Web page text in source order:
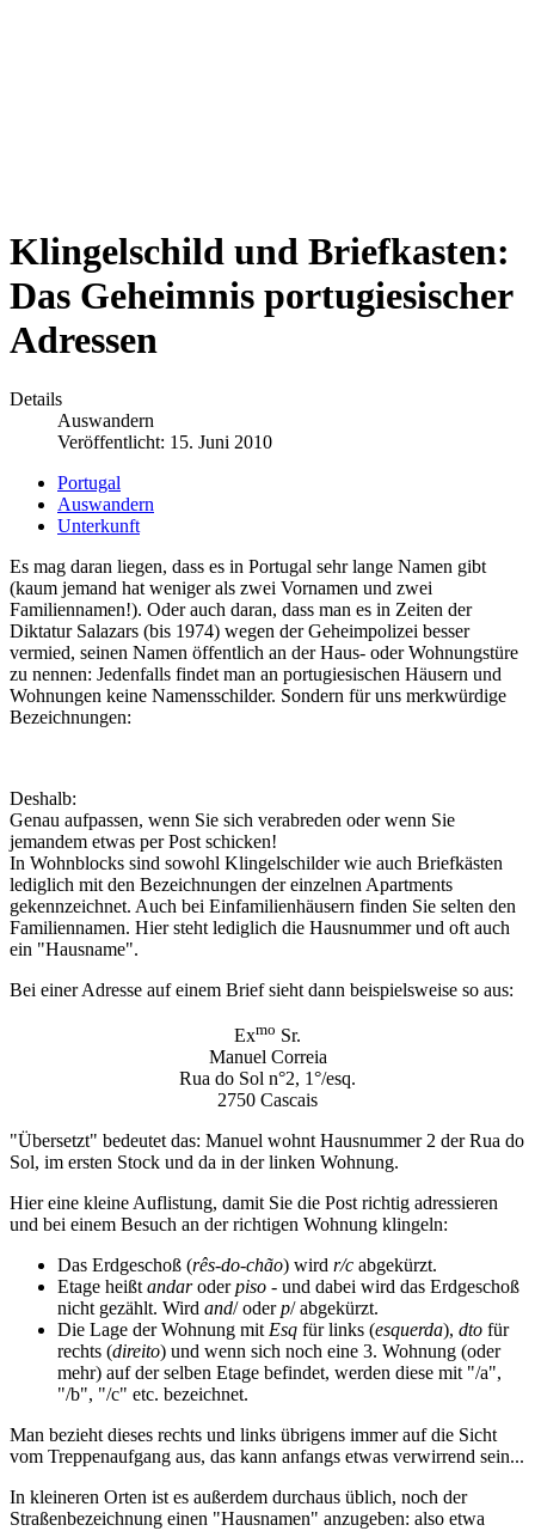
Klingelschild und Briefkasten:
Das Geheimnis portugiesischer
Adressen
Details
Auswandern
Veröffentlicht: 15. Juni 2010
Portugal
Auswandern
Unterkunft
Es mag daran liegen, dass es in Portugal sehr lange Namen gibt
(kaum jemand hat weniger als zwei Vornamen und zwei
Familiennamen!). Oder auch daran, dass man es in Zeiten der
Diktatur Salazars (bis 1974) wegen der Geheimpolizei besser
vermied, seinen Namen öffentlich an der Haus- oder Wohnungstüre
zu nennen: Jedenfalls findet man an portugiesischen Häusern und
Wohnungen keine Namensschilder. Sondern für uns merkwürdige
Bezeichnungen:
Deshalb:
Genau aufpassen, wenn Sie sich verabreden oder wenn Sie
jemandem etwas per Post schicken!
In Wohnblocks sind sowohl Klingelschilder wie auch Briefkästen
lediglich mit den Bezeichnungen der einzelnen Apartments
gekennzeichnet. Auch bei Einfamilienhäusern finden Sie selten den
Familiennamen. Hier steht lediglich die Hausnummer und oft auch
ein "Hausname".
Bei einer Adresse auf einem Brief sieht dann beispielsweise so aus:
Exmo Sr.
Manuel Correia
Rua do Sol n°2, 1°/esq.
2750 Cascais
"Übersetzt" bedeutet das: Manuel wohnt Hausnummer 2 der Rua do
Sol, im ersten Stock und da in der linken Wohnung.
Hier eine kleine Auflistung, damit Sie die Post richtig adressieren
und bei einem Besuch an der richtigen Wohnung klingeln:
Das Erdgeschoß (rês-do-chão) wird r/c abgekürzt.
Etage heißt andaroderpiso - und dabei wird das Erdgeschoß
nicht gezählt. Wird and/ oderp/ abgekürzt.
Die Lage der Wohnung mit Esq für links (esquerda), dto für
rechts (direito) und wenn sich noch eine 3. Wohnung (oder
mehr) auf der selben Etage befindet, werden diese mit "/a",
"/b", "/c" etc. bezeichnet.
Man bezieht dieses rechts und links übrigens immer auf die Sicht
vom Treppenaufgang aus, das kann anfangs etwas verwirrend sein...
In kleineren Orten ist es außerdem durchaus üblich, noch der
Straßenbezeichnung einen "Hausnamen" anzugeben: also etwa